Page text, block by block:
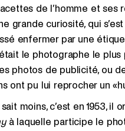
de l’homme et ses
grande curiosité, qui
enfermer par une
le photographe le
photos de publicité, ou
ont pu lui reprocher un
sait moins, c’est en 1953,
à laquelle participe le